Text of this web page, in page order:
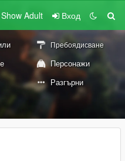
Show Adult Вход
Пребоядисване
Персонажи
Разгърни